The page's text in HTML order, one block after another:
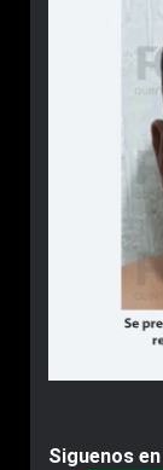
Siguenos en